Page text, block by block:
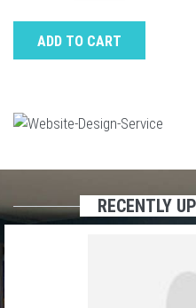
ADD TO CART
RECENTLY